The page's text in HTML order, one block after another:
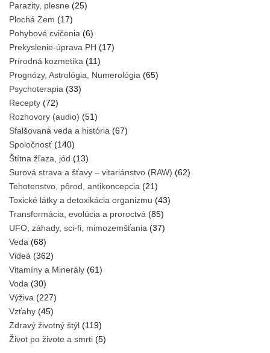
Parazity, plesne (25)
Plochá Zem (17)
Pohybové cvičenia (6)
Prekyslenie-úprava PH (17)
Prírodná kozmetika (11)
Prognózy, Astrológia, Numerológia (65)
Psychoterapia (33)
Recepty (72)
Rozhovory (audio) (51)
Sfalšovaná veda a história (67)
Spoločnosť(140)
Štítna žľaza, jód (13)
Surová strava a šťavy – vitariánstvo (RAW) (62)
Tehotenstvo, pôrod, antikoncepcia (21)
Toxické látky a detoxikácia organizmu (43)
Transformácia, evolúcia a proroctvá (85)
UFO, záhady, sci-fi, mimozemšťania (37)
Veda (68)
Videá (362)
Vitamíny a Minerály (61)
Voda (30)
Výživa (227)
Vzťahy (45)
Zdravý životný štýl (119)
Život po živote a smrti (5)